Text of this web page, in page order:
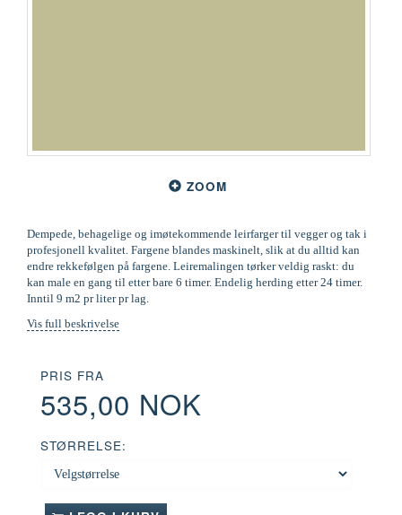
ZOOM
Dempede, behagelige og imøtekommende leirfarger til vegger og tak i
profesjonell kvalitet. Fargene blandes maskinelt, slik at du alltid kan
endre rekkefølgen på fargene. Leiremalingen tørker veldig raskt: du
kan male en gang til etter bare 6 timer. Endelig herding etter 24 timer.
Inntil 9 m2 pr liter pr lag.
Vis full beskrivelse
PRIS FRA
535,00 NOK
STØRRELSE: